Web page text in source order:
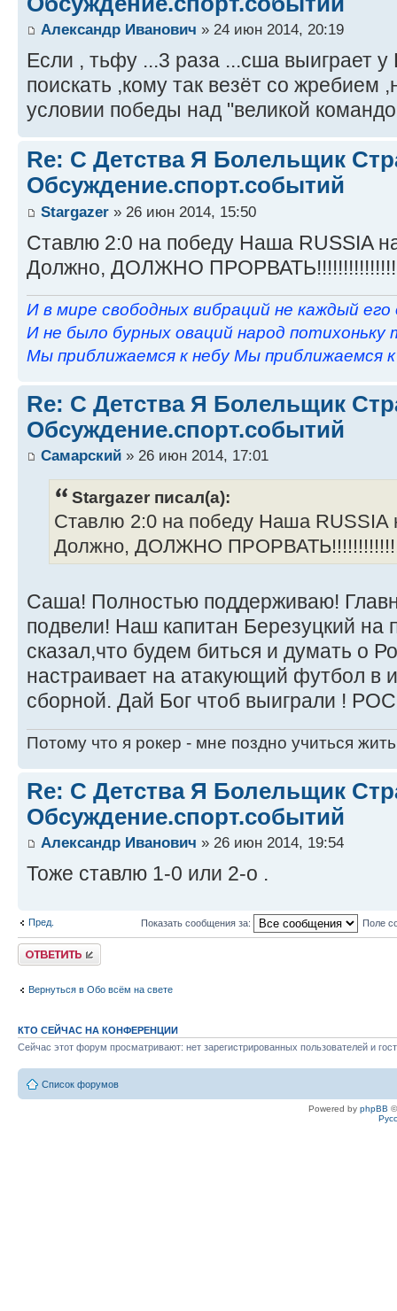
Александр Иванович » 24 июн 2014, 20:19
Если , тьфу ...3 раза ...сша выиграет у
поискать ,кому так везёт со жребием
условии победы над "великой
Re: С Детства Я Болельщик
Обсуждение.спорт.событий
Stargazer » 26 июн 2014, 15:50
Ставлю 2:0 на победу Наша RUSSIA
Должно, ДОЛЖНО
И в мире свободных вибраций не каждый его
И не было бурных оваций народ потихоньку
Мы приближаемся к небу Мы приближаемся к
Re: С Детства Я Болельщик
Обсуждение.спорт.событий
Самарский » 26 июн 2014, 17:01
Stargazer писал(а):
Ставлю 2:0 на победу Наша RUSSIA
Должно, ДОЛЖНО
Саша! Полностью поддерживаю!
подвели! Наш капитан Березуцкий на
сказал,что будем биться и думать о
настраивает на атакующий футбол в
сборной. Дай Бог чтоб выиграли !
Потому что я рокер - мне поздно учиться
Re: С Детства Я Болельщик
Обсуждение.спорт.событий
Александр Иванович » 26 июн 2014, 19:54
Тоже ставлю 1-0 или 2-о .
Пред. Показать сообщения за: Поле
Ответить
Вернуться в Обо всём на свете
КТО СЕЙЧАС НА КОНФЕРЕНЦИИ
Сейчас этот форум просматривают: нет зарегистрированных пользователей и
Список форумов
Powered by phpBB